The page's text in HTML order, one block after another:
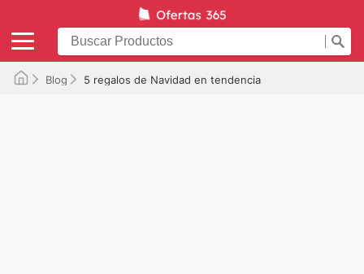
Blog 5 regalos de Navidad en tendencia